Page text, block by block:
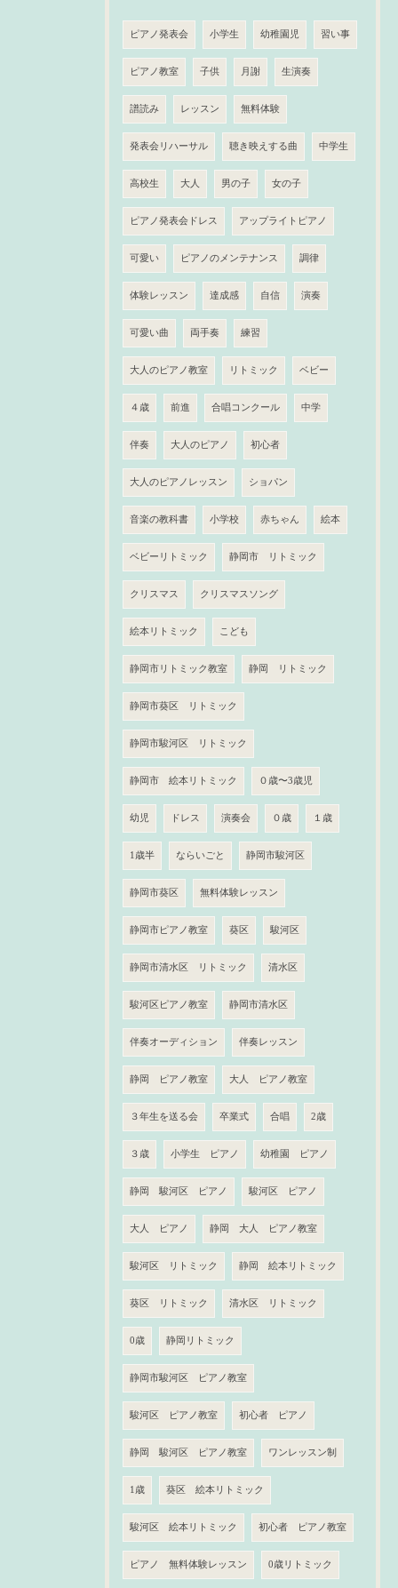
ピアノ発表会 小学生 幼稚園児 習い事
ピアノ教室 子供 月謝 生演奏
譜読み レッスン 無料体験
発表会リハーサル 聴き映えする曲 中学生
高校生 大人 男の子 女の子
ピアノ発表会ドレス アップライトピアノ
可愛い ピアノのメンテナンス 調律
体験レッスン 達成感 自信 演奏
可愛い曲 両手奏 練習
大人のピアノ教室 リトミック ベビー
４歳 前進 合唱コンクール 中学
伴奏 大人のピアノ 初心者
大人のピアノレッスン ショパン
音楽の教科書 小学校 赤ちゃん 絵本
ベビーリトミック 静岡市 リトミック
クリスマス クリスマスソング
絵本リトミック こども
静岡市リトミック教室 静岡 リトミック
静岡市葵区 リトミック
静岡市駿河区 リトミック
静岡市 絵本リトミック ０歳〜3歳児
幼児 ドレス 演奏会 ０歳 １歳
1歳半 ならいごと 静岡市駿河区
静岡市葵区 無料体験レッスン
静岡市ピアノ教室 葵区 駿河区
静岡市清水区 リトミック 清水区
駿河区ピアノ教室 静岡市清水区
伴奏オーディション 伴奏レッスン
静岡 ピアノ教室 大人 ピアノ教室
３年生を送る会 卒業式 合唱 2歳
３歳 小学生 ピアノ 幼稚園 ピアノ
静岡 駿河区 ピアノ 駿河区 ピアノ
大人 ピアノ 静岡 大人 ピアノ教室
駿河区 リトミック 静岡 絵本リトミック
葵区 リトミック 清水区 リトミック
0歳 静岡リトミック
静岡市駿河区 ピアノ教室
駿河区 ピアノ教室 初心者 ピアノ
静岡 駿河区 ピアノ教室 ワンレッスン制
1歳 葵区 絵本リトミック
駿河区 絵本リトミック 初心者 ピアノ教室
ピアノ 無料体験レッスン 0歳リトミック